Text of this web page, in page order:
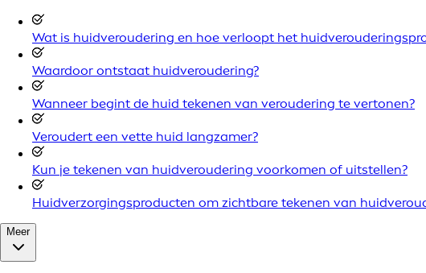
Wat is huidveroudering en hoe verloopt het
Waardoor ontstaat huidveroudering?
Wanneer begint de huid tekenen van veroudering te vertonen?
Veroudert een vette huid langzamer?
Kun je tekenen van huidveroudering voorkomen of uitstellen?
Huidverzorgingsproducten om zichtbare tekenen van
Meer